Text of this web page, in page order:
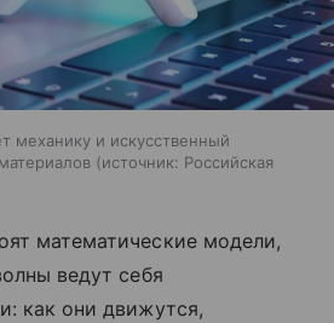
механику и искусственный
источник: Российская
математические модели,
ведут себя
как они движутся,